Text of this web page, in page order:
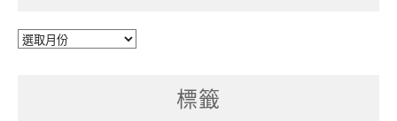
每
標籤